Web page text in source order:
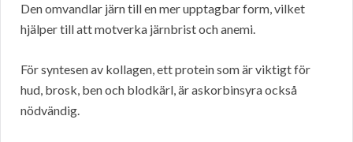
Den omvandlar järn till en mer upptagbar form, vilket
hjälper till att motverka järnbrist och anemi.
För syntesen av kollagen, ett protein som är viktigt för
hud, brosk, ben och blodkärl, är askorbinsyra också
nödvändig.